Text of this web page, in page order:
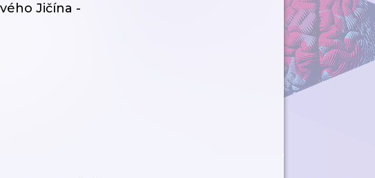
Jičína -